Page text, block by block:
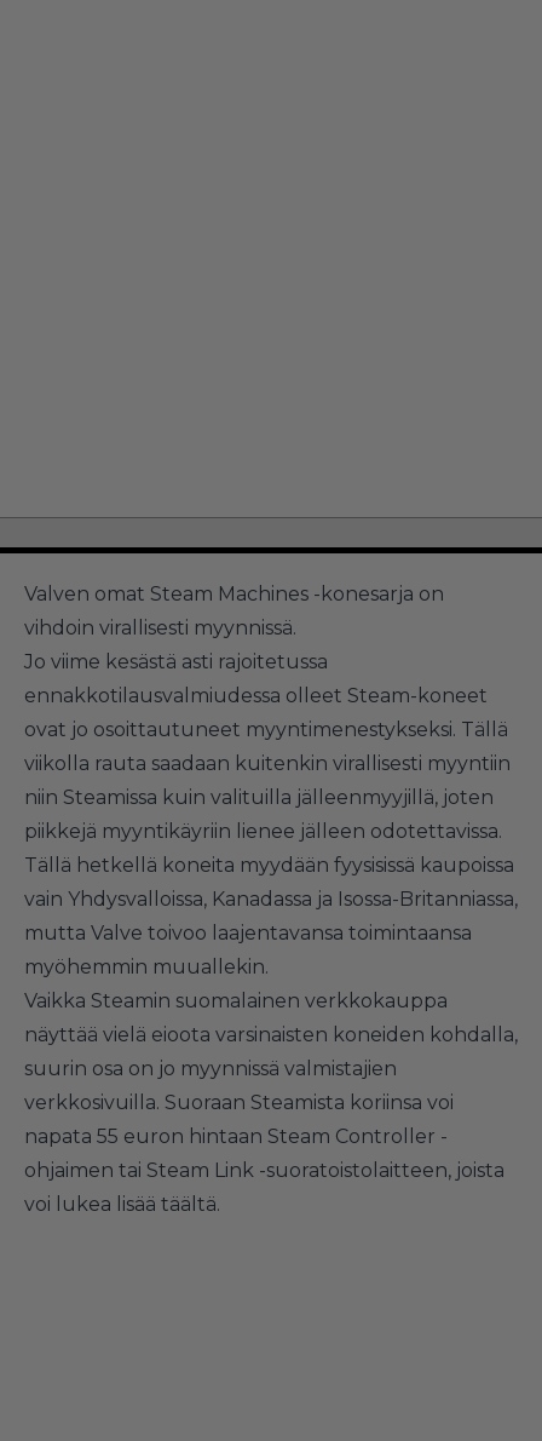
Valven omat Steam Machines -konesarja on
vihdoin virallisesti myynnissä.
Jo viime kesästä asti rajoitetussa
ennakkotilausvalmiudessa olleet Steam-koneet
ovat jo osoittautuneet myyntimenestykseksi. Tällä
viikolla rauta saadaan kuitenkin virallisesti myyntiin
niin Steamissa kuin valituilla jälleenmyyjillä, joten
piikkejä myyntikäyriin lienee jälleen odotettavissa.
Tällä hetkellä koneita myydään fyysisissä kaupoissa
vain Yhdysvalloissa, Kanadassa ja Isossa-Britanniassa,
mutta Valve toivoo laajentavansa toimintaansa
myöhemmin muuallekin.
Vaikka Steamin suomalainen verkkokauppa
näyttää vielä eioota varsinaisten koneiden kohdalla,
suurin osa on jo myynnissä valmistajien
verkkosivuilla. Suoraan Steamista koriinsa voi
napata 55 euron hintaan Steam Controller -
ohjaimen tai Steam Link -suoratoistolaitteen, joista
voi lukea lisää täältä.